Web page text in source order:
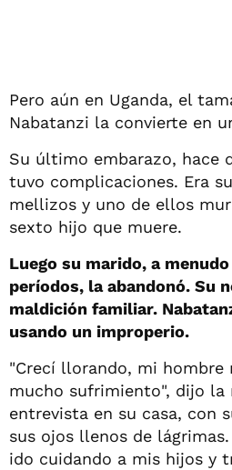
Pero aún en Uganda, el
Nabatanzi la convierte en
Su último embarazo, hace
tuvo complicaciones. Era
mellizos y uno de ellos
sexto hijo que muere.
Luego su marido, a
períodos, la abandonó. Su
maldición familiar.
usando un improperio.
"Crecí llorando, mi hombre
mucho sufrimiento", dijo la
entrevista en su casa, con
sus ojos llenos de
ido cuidando a mis hijos y